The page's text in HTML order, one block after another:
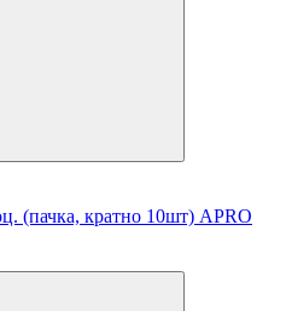
(пачка, кратно 10шт) APRO